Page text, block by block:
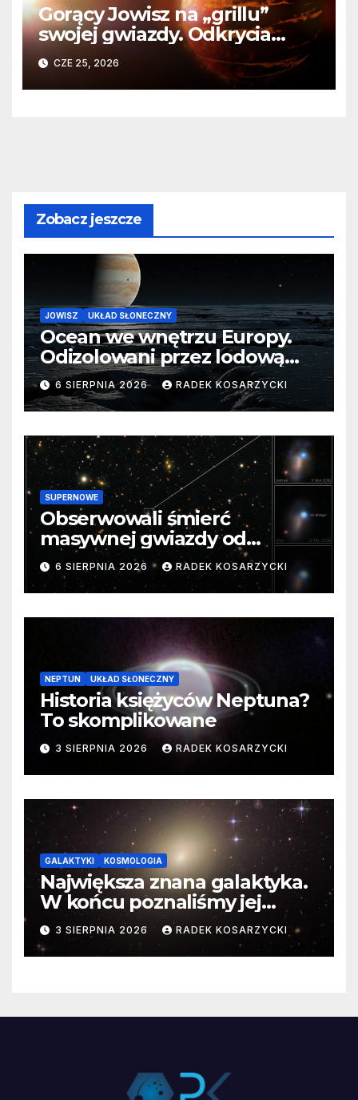
Gorący Jowisz na „grillu”
swojej gwiazdy. Odkrycia
Teleskopu Webba o HD
80606 b
CZE 25, 2026
Zobacz jeszcze
JOWISZ UKŁAD SŁONECZNY
Ocean we wnętrzu Europy.
Odizolowani przez lodową
barierę
6 SIERPNIA 2026 RADEK KOSARZYCKI
SUPERNOWE
Obserwowali śmierć
masywnej gwiazdy od
samego początku. Niezwykle
cenne dane
6 SIERPNIA 2026 RADEK KOSARZYCKI
NEPTUN UKŁAD SŁONECZNY
Historia księżyców Neptuna?
To skomplikowane
3 SIERPNIA 2026 RADEK KOSARZYCKI
GALAKTYKI KOSMOLOGIA
Największa znana galaktyka.
W końcu poznaliśmy jej
faktyczne wymiary
3 SIERPNIA 2026 RADEK KOSARZYCKI